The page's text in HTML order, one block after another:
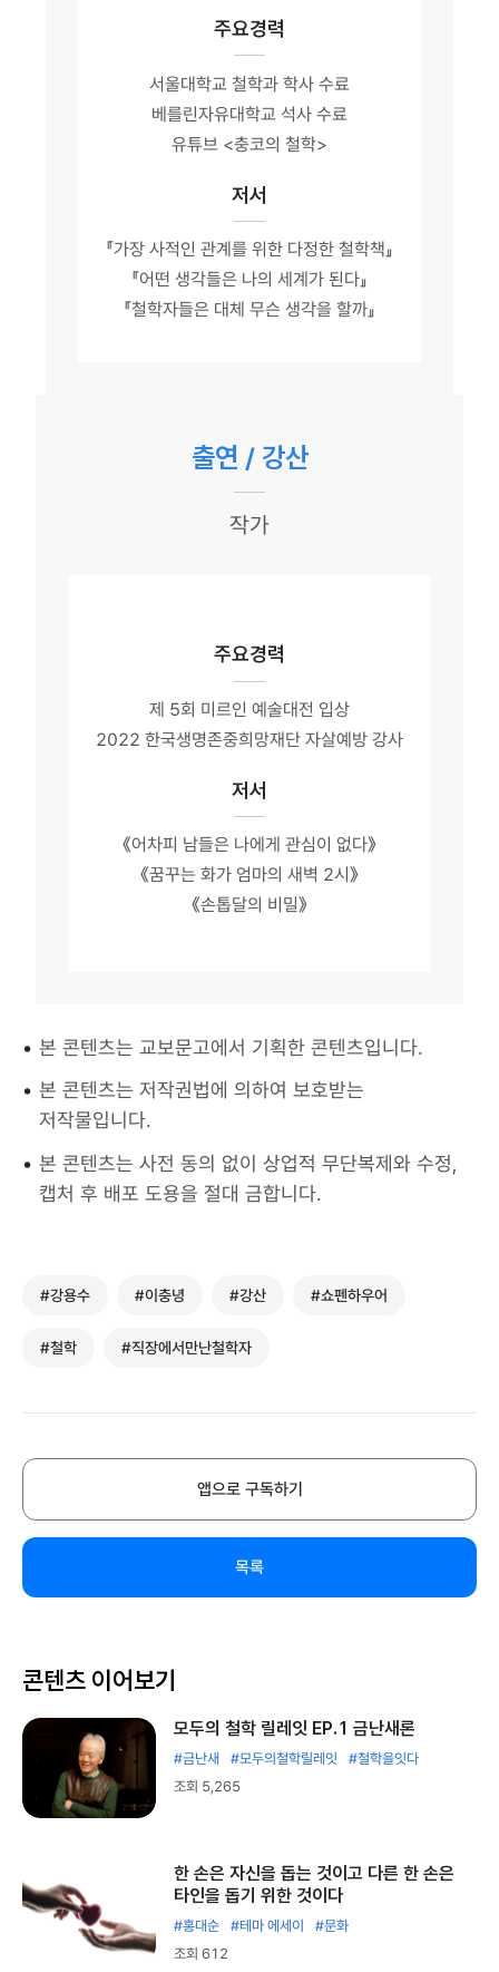
주요경력
서울대학교 철학과 학사 수료
베를린자유대학교 석사 수료
유튜브 <충코의 철학>
저서
『가장 사적인 관계를 위한 다정한 철학책』
『어떤 생각들은 나의 세계가 된다』
『철학자들은 대체 무슨 생각을 할까』
출연 / 강산
작가
주요경력
제 5회 미르인 예술대전 입상
2022 한국생명존중희망재단 자살예방 강사
저서
《어차피 남들은 나에게 관심이 없다》
《꿈꾸는 화가 엄마의 새벽 2시》
《손톱달의 비밀》
• 본 콘텐츠는 교보문고에서 기획한 콘텐츠입니다.
• 본 콘텐츠는 저작권법에 의하여 보호받는
저작물입니다.
• 본 콘텐츠는 사전 동의 없이 상업적 무단복제와 수정,
캡처 후 배포 도용을 절대 금합니다.
#강용수 #이충녕 #강산 #쇼펜하우어
#철학 #직장에서만난철학자
앱으로 구독하기
목록
콘텐츠 이어보기
모두의 철학 릴레잇 EP.1 금난새론
#금난새 #모두의철학릴레잇
#철학을잇다
조회 5,265
한 손은 자신을 돕는 것이고 다른 한 손은
타인을 돕기 위한 것이다
#홍대순 #테마 에세이
#문화
조회 612